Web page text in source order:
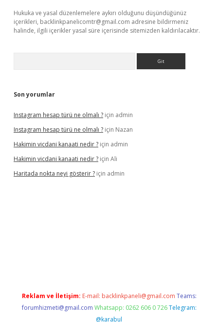
Hukuka ve yasal düzenlemelere aykırı olduğunu düşündüğünüz
içerikleri, backlinkpanelicomtr@gmail.com adresine bildirmeniz
halinde, ilgili içerikler yasal süre içerisinde sitemizden kaldırılacaktır.
Son yorumlar
Instagram hesap türü ne olmalı ? için admin
Instagram hesap türü ne olmalı ? için Nazan
Hakimin vicdani kanaati nedir ? için admin
Hakimin vicdani kanaati nedir ? için Ali
Haritada nokta neyi gösterir ? için admin
Reklam ve İletişim: E-mail: backlinkpaneli@gmail.com Teams:
forumhizmeti@gmail.com Whatsapp: 0262 606 0 726 Telegram:
@karabul